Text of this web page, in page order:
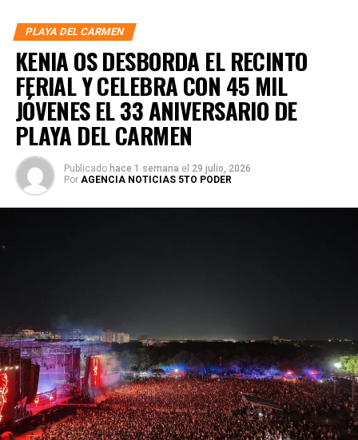
empatía y perseverancia.
La gala incluyó la exposición “Aves de paso”, con obras
pictóricas inspiradas en el vuelo de las aves; el collage
musical “Piezas varias de tiempo”; escenografías de
danza contemporánea y mexicana; la puesta en escena
“Derecho es mi pasión”; y el número dancístico “El arte de
PLAYA DEL CARMEN
KENIA OS DESBORDA EL RECINTO
FERIAL Y CELEBRA CON 45 MIL
JÓVENES EL 33 ANIVERSARIO DE
PLAYA DEL CARMEN
Publicado hace 1 semana el 29 julio, 2026
Por AGENCIA NOTICIAS 5TO PODER